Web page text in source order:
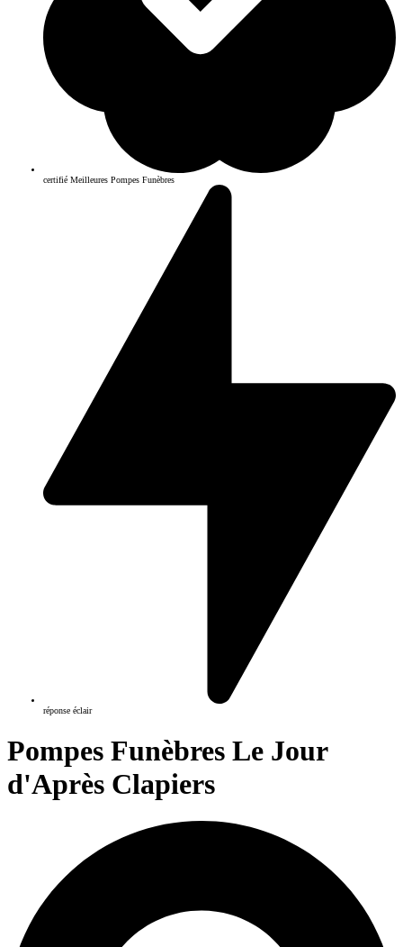
certifié Meilleures Pompes Funèbres
réponse éclair
Pompes Funèbres Le Jour
d'Après Clapiers